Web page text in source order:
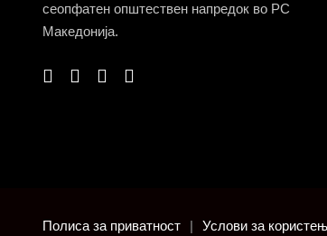
сеопфатен општествен напредок во РС
Македонија.
Полиса за приватност | Услови за